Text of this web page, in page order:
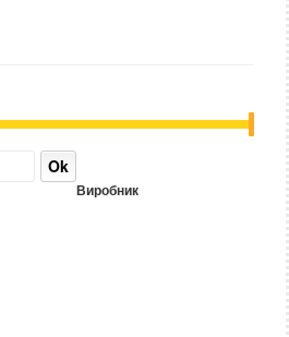
Ok
Виробник